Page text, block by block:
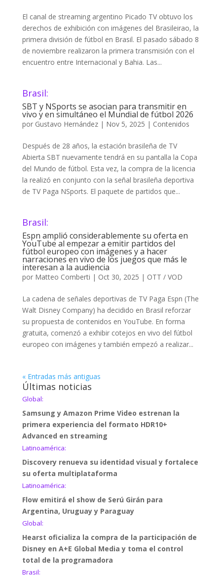
El canal de streaming argentino Picado TV obtuvo los
derechos de exhibición con imágenes del Brasileirao, la
primera división de fútbol en Brasil. El pasado sábado 8
de noviembre realizaron la primera transmisión con el
encuentro entre Internacional y Bahia. Las...
Brasil:
SBT y NSports se asocian para transmitir en
vivo y en simultáneo el Mundial de fútbol 2026
por Gustavo Hernández| Nov 5, 2025 | Contenidos
Después de 28 años, la estación brasileña de TV
Abierta SBT nuevamente tendrá en su pantalla la Copa
del Mundo de fútbol. Esta vez, la compra de la licencia
la realizó en conjunto con la señal brasileña deportiva
de TV Paga NSports. El paquete de partidos que...
Brasil:
Espn amplió considerablemente su oferta en
YouTube al empezar a emitir partidos del
fútbol europeo con imágenes y a hacer
narraciones en vivo de los juegos que más le
interesan a la audiencia
por Matteo Comberti | Oct 30, 2025 | OTT / VOD
La cadena de señales deportivas de TV Paga Espn (The
Walt Disney Company) ha decidido en Brasil reforzar
su propuesta de contenidos en YouTube. En forma
gratuita, comenzó a exhibir cotejos en vivo del fútbol
europeo con imágenes y también empezó a realizar...
« Entradas más antiguas
Últimas noticias
Global:
Samsung y Amazon Prime Video estrenan la
primera experiencia del formato HDR10+
Advanced en streaming
Latinoamérica:
Discovery renueva su identidad visual y fortalece
su oferta multiplataforma
Latinoamérica:
Flow emitirá el show de Serú Girán para
Argentina, Uruguay y Paraguay
Global:
Hearst oficializa la compra de la participación de
Disney en A+E Global Media y toma el control
total de la programadora
Brasil: